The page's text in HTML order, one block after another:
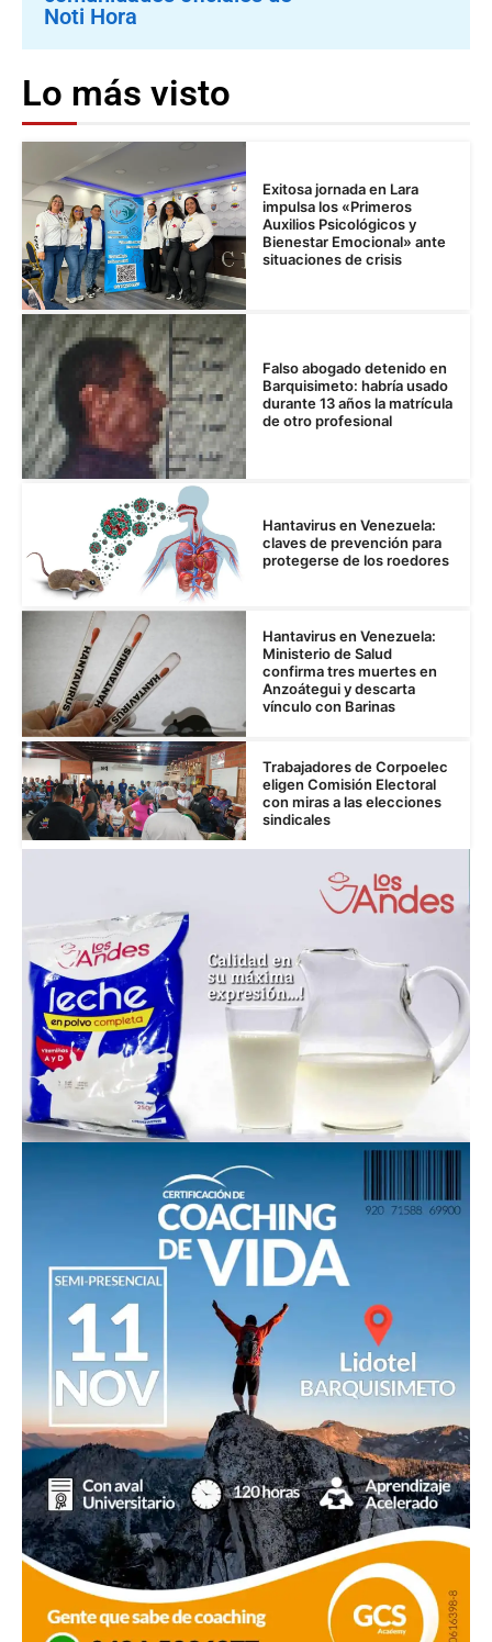
Noti Hora
Lo más visto
Exitosa jornada en Lara
impulsa los «Primeros
Auxilios Psicológicos y
Bienestar Emocional» ante
situaciones de crisis
Falso abogado detenido en
Barquisimeto: habría usado
durante 13 años la matrícula
de otro profesional
Hantavirus en Venezuela:
claves de prevención para
protegerse de los roedores
Hantavirus en Venezuela:
Ministerio de Salud
confirma tres muertes en
Anzoátegui y descarta
vínculo con Barinas
Trabajadores de Corpoelec
eligen Comisión Electoral
con miras a las elecciones
sindicales